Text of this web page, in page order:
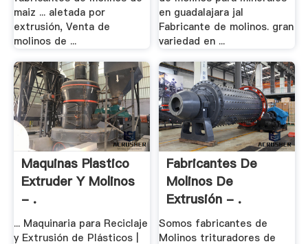
maiz ... aletada por
extrusión, Venta de
molinos de ...
en guadalajara jal
Fabricante de molinos. gran
variedad en ...
Maquinas Plastico
Extruder Y Molinos
- .
... Maquinaria para Reciclaje
y Extrusión de Plásticos |
Fabricantes De
Molinos De
Extrusión - .
Somos fabricantes de
Molinos trituradores de